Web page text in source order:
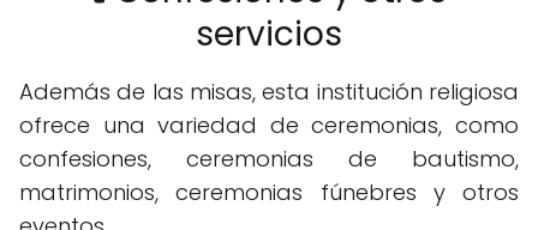
servicios
Además de las misas, esta institución religiosa
ofrece una variedad de ceremonias, como
confesiones, ceremonias de bautismo,
matrimonios, ceremonias fúnebres y otros